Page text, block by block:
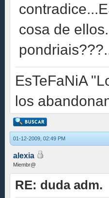
cosa de
EsTeFaNiA
los
01-12-2009, 02:49 PM
alexia
Miembr@
RE: duda adm.